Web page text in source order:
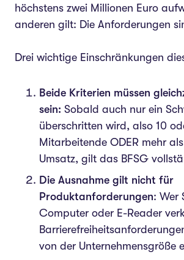
höchstens zwei Millionen Euro
anderen gilt: Die Anforderungen
Drei wichtige Einschränkungen
Beide Kriterien müssen
sein: Sobald auch nur ein
überschritten wird, also 10
Mitarbeitende ODER mehr
Umsatz, gilt das BFSG
Die Ausnahme gilt nicht für
Produktanforderungen: Wer
Computer oder E-Reader
von der Unternehmensgröße